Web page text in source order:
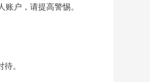
户，请提高警惕。
。